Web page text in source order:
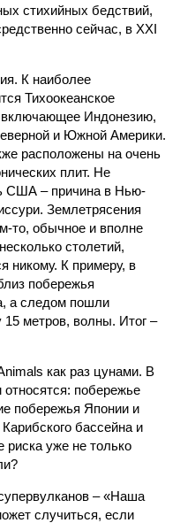
стихийных бедствий,
сейчас, в XXI
К наиболее
Тихоокеанское
включающее Индонезию,
и Южной Америки.
расположены на очень
плит. Не
США – причина в Нью-
Землетрясения
то, обычное и вполне
столетий,
никому. К примеру, в
побережья
а следом пошли
метров, волны. Итог –
как раз цунами. В
побережье
побережья Японии и
бассейна и
риска уже не только
– «Наша
случиться, если